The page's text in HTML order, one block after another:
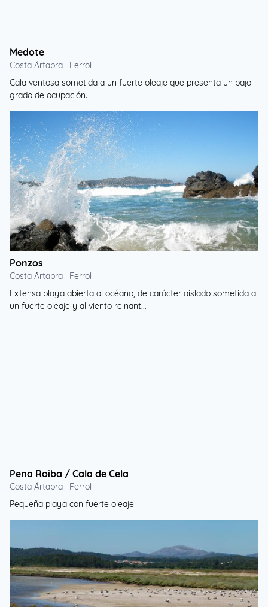
Medote
Costa Ártabra | Ferrol
Cala ventosa sometida a un fuerte oleaje que presenta un bajo
grado de ocupación.
Ponzos
Costa Ártabra | Ferrol
Extensa playa abierta al océano, de carácter aislado sometida a
un fuerte oleaje y al viento reinant...
Pena Roiba / Cala de Cela
Costa Ártabra | Ferrol
Pequeña playa con fuerte oleaje